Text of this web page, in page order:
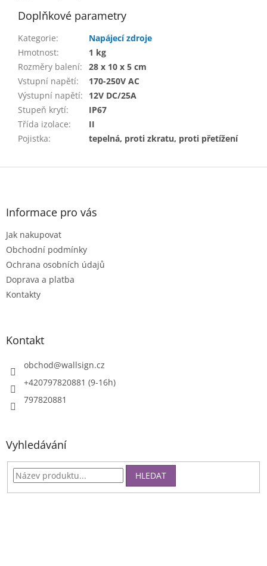
Doplňkové parametry
Kategorie:
Napájecí zdroje
Hmotnost:
1 kg
Rozměry balení:
28 x 10 x 5 cm
Vstupní napětí:
170-250V AC
Výstupní napětí:
12V DC/25A
Stupeň krytí:
IP67
Třída izolace:
II
Pojistka: tepelná, proti zkratu, proti přetížení
Z
Informace pro vás
Jak nakupovat
Obchodní podmínky
Ochrana osobních údajů
Doprava a platba
Kontakty
Kontakt
obchod@wallsign.cz
+420797820881 (9-16h)
797820881
Vyhledávání
HLEDAT